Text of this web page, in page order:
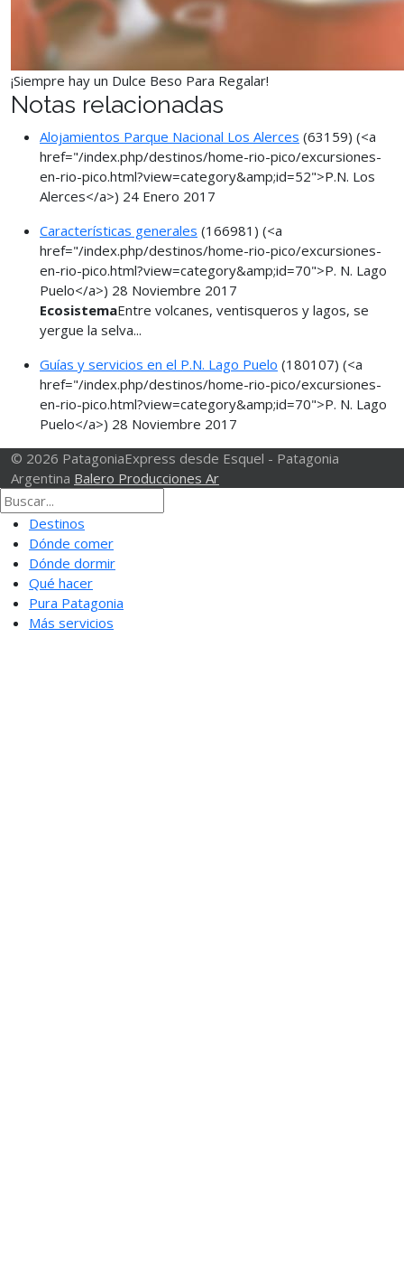
¡Siempre hay un Dulce Beso Para Regalar!
Notas relacionadas
Alojamientos Parque Nacional Los Alerces (63159) (<a
href="/index.php/destinos/home-rio-pico/excursiones-
en-rio-pico.html?view=category&amp;id=52">P.N. Los
Alerces</a>) 24 Enero 2017
Características generales (166981) (<a
href="/index.php/destinos/home-rio-pico/excursiones-
en-rio-pico.html?view=category&amp;id=70">P. N. Lago
Puelo</a>) 28 Noviembre 2017
EcosistemaEntre volcanes, ventisqueros y lagos, se
yergue la selva...
Guías y servicios en el P.N. Lago Puelo (180107) (<a
href="/index.php/destinos/home-rio-pico/excursiones-
en-rio-pico.html?view=category&amp;id=70">P. N. Lago
Puelo</a>) 28 Noviembre 2017
© 2026 PatagoniaExpress desde Esquel - Patagonia
Argentina Balero Producciones Ar
Destinos
Dónde comer
Dónde dormir
Qué hacer
Pura Patagonia
Más servicios